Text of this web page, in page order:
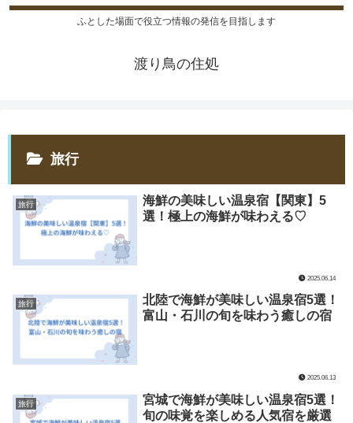
ふとした場面で役立つ情報の発信を目指します
渡り鳥の住処
旅行
旅行
海鮮の美味しい温泉宿【関東】5
選！極上の海鮮が味わえる♡
2025.06.14
旅行
北陸で海鮮が美味しい温泉宿5選！
富山・石川の旬を味わう癒しの宿
2025.06.13
旅行
宮城で海鮮が美味しい温泉宿5選！
旬の味覚を楽しめる人気宿を厳選